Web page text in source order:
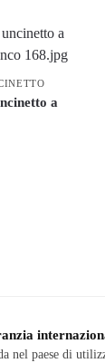
a
nel paese di